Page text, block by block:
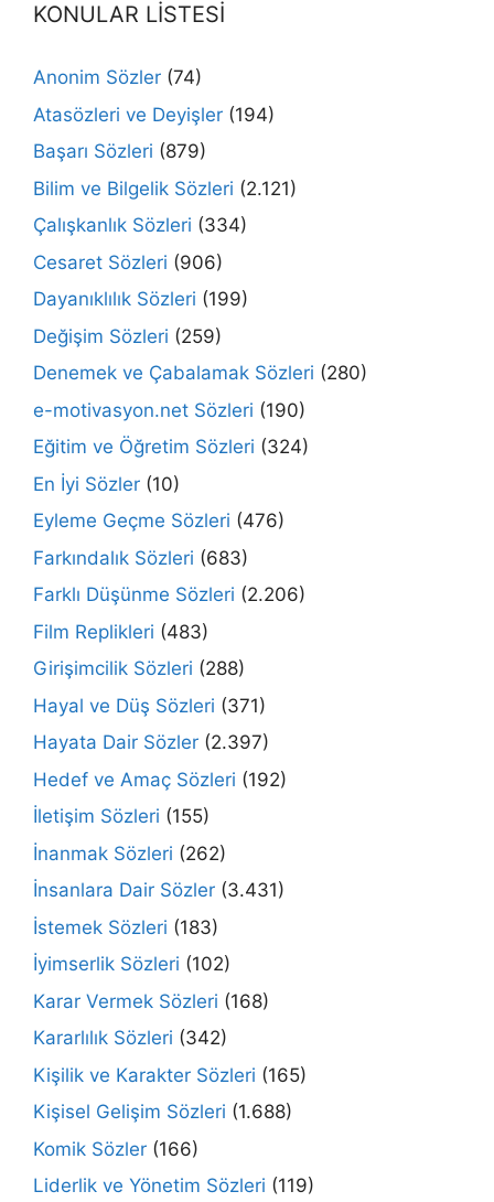
KONULAR LİSTESİ
Anonim Sözler (74)
Atasözleri ve Deyişler (194)
Başarı Sözleri (879)
Bilim ve Bilgelik Sözleri (2.121)
Çalışkanlık Sözleri (334)
Cesaret Sözleri (906)
Dayanıklılık Sözleri (199)
Değişim Sözleri (259)
Denemek ve Çabalamak Sözleri (280)
e-motivasyon.net Sözleri (190)
Eğitim ve Öğretim Sözleri (324)
En İyi Sözler (10)
Eyleme Geçme Sözleri (476)
Farkındalık Sözleri (683)
Farklı Düşünme Sözleri (2.206)
Film Replikleri (483)
Girişimcilik Sözleri (288)
Hayal ve Düş Sözleri (371)
Hayata Dair Sözler (2.397)
Hedef ve Amaç Sözleri (192)
İletişim Sözleri (155)
İnanmak Sözleri (262)
İnsanlara Dair Sözler (3.431)
İstemek Sözleri (183)
İyimserlik Sözleri (102)
Karar Vermek Sözleri (168)
Kararlılık Sözleri (342)
Kişilik ve Karakter Sözleri (165)
Kişisel Gelişim Sözleri (1.688)
Komik Sözler (166)
Liderlik ve Yönetim Sözleri (119)